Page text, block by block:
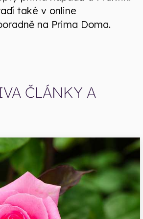
také v online
na Prima Doma.
ČLÁNKY A